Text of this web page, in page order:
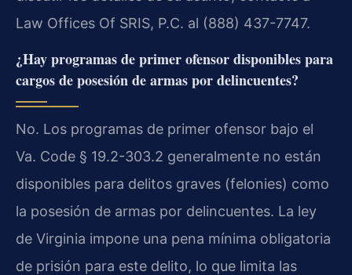
Law Offices Of SRIS, P.C. al (888) 437-7747.
¿Hay programas de primer ofensor disponibles para
cargos de posesión de armas por delincuentes?
No. Los programas de primer ofensor bajo el
Va. Code § 19.2-303.2 generalmente no están
disponibles para delitos graves (felonies) como
la posesión de armas por delincuentes. La ley
de Virginia impone una pena mínima obligatoria
de prisión para este delito, lo que limita las